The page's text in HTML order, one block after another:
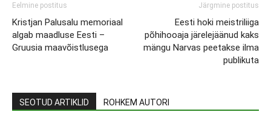
Eelmine postitus
Kristjan Palusalu memoriaal
algab maadluse Eesti –
Gruusia maavõistlusega
Järgmine postitus
Eesti hoki meistriliiga
põhihooaja järelejäänud kaks
mängu Narvas peetakse ilma
publikuta
SEOTUD ARTIKLID ROHKEM AUTORI